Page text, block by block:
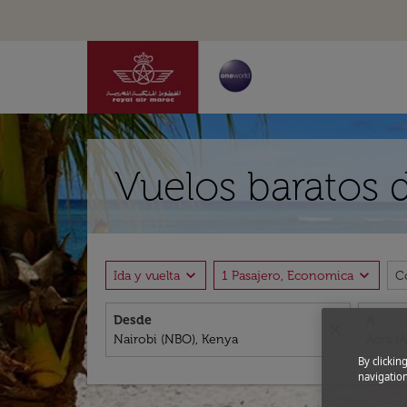
Vuelos baratos
Ida y vuelta expand_more 1 Pasajero, Economica expand_more
Desde
By